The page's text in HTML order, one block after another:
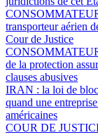
transporteur aérien
Cour de Justice
de la protection
clauses abusives
IRAN : la loi de
quand une
américaines
COUR DE